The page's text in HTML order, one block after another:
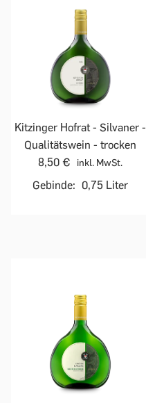
Kitzinger Hofrat - Silvaner -
Qualitätswein - trocken
8,50 €
inkl. MwSt.
Gebinde: 0,75 Liter